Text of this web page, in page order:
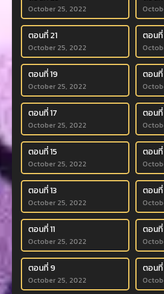
October 25, 2022
ตอนที่ 21
October 25, 2022
ตอน
ตอนที่ 19
October 25, 2022
ตอนที่
ตอนที่ 17
October 25, 2022
ตอนที่
ตอนที่ 15
October 25, 2022
ตอนที่
ตอนที่ 13
October 25, 2022
ตอนที่
ตอนที่ 11
October 25, 2022
ตอนที่
ตอนที่ 9
October 25, 2022
ตอน